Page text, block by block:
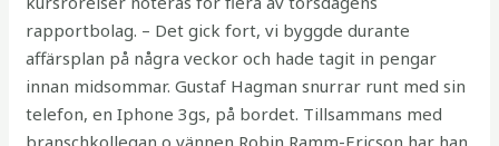
rapportbolag. – Det gick fort, vi byggde durante
affärsplan på några veckor och hade tagit in pengar
innan midsommar. Gustaf Hagman snurrar runt med sin
telefon, en Iphone 3gs, på bordet. Tillsammans med
branschkollegan o vännen Robin Ramm-Ericson har han